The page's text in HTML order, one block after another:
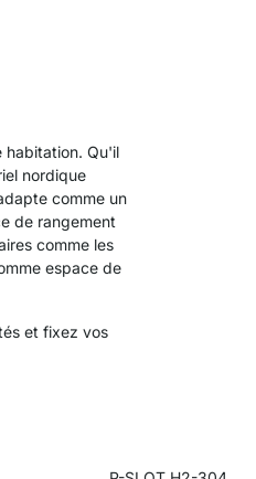
habitation. Qu'il
nordique
comme un
de rangement
comme les
espace de
et fixez vos